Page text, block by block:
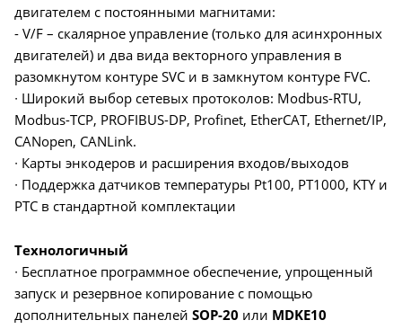
двигателем с постоянными магнитами:
- V/F – скалярное управление (только для асинхронных
двигателей) и два вида векторного управления в
разомкнутом контуре SVC и в замкнутом контуре FVC.
∙ Широкий выбор сетевых протоколов: Modbus-RTU,
Modbus-TCP, PROFIBUS-DP, Profinet, EtherCAT, Ethernet/IP,
CANopen, CANLink.
∙ Карты энкодеров и расширения входов/выходов
∙ Поддержка датчиков температуры Pt100, PT1000, KTY и
PTC в стандартной комплектации
Технологичный
∙ Бесплатное программное обеспечение, упрощенный
запуск и резервное копирование с помощью
дополнительных панелей SOP-20 или MDKE10